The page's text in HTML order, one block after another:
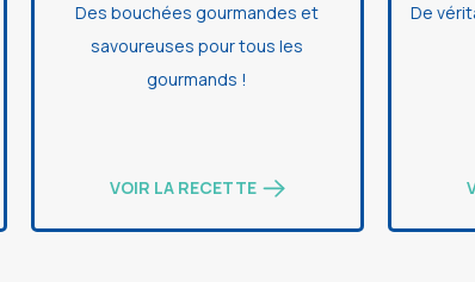
Des bouchées gourmandes et
savoureuses pour tous les
gourmands !
VOIR LA RECETTE
De